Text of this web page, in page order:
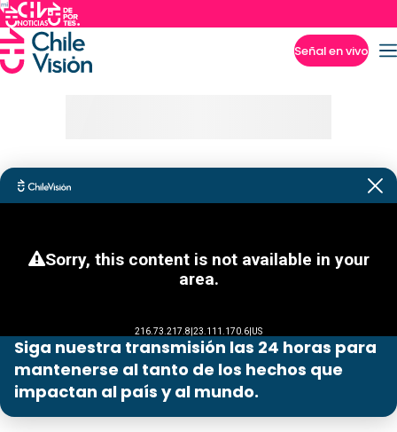
Señal en vivo
Siga nuestra transmisión las 24 horas para
mantenerse al tanto de los hechos que
impactan al país y al mundo.
Programas